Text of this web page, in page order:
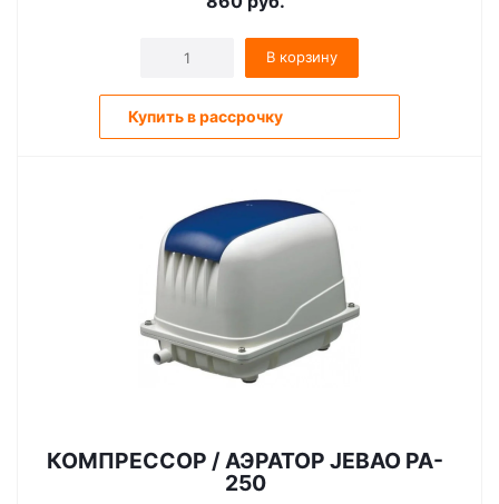
В корзину
Купить в рассрочку
КОМПРЕССОР / АЭРАТОР JEBAO PA-
250